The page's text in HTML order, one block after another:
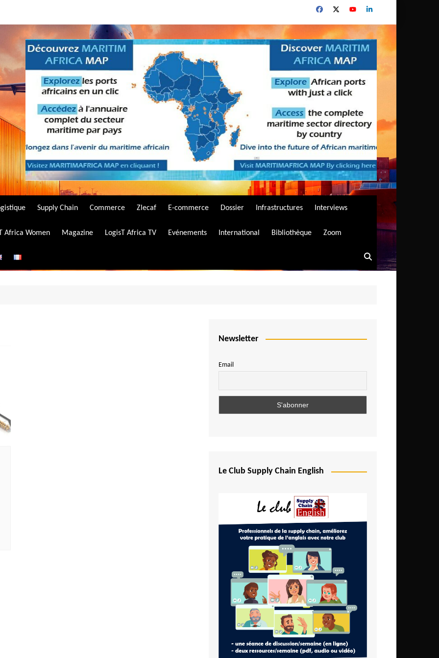
Supply Chain Commerce Zlecaf E-commerce Dossier Infrastructures Interviews
Africa Women Magazine LogisT Africa TV Evénements International Bibliothèque Zoom
Newsletter
Email
Le Club Supply Chain English